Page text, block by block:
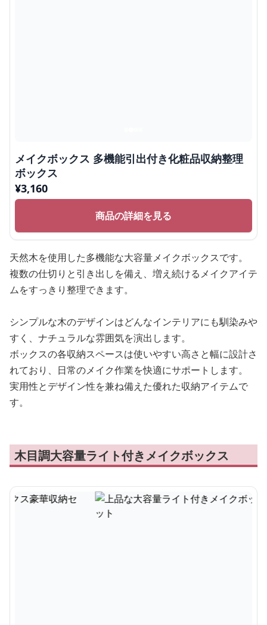
メイクボックス 多機能引出付き化粧品収納整理
ボックス
¥3,160
商品の詳細を見る
天然木を使用した多機能な大容量メイクボックスです。
複数の仕切りと引き出しを備え、増え続けるメイクアイテ
ムをすっきり整理できます。
シンプルな木のデザインはどんなインテリアにも馴染みや
すく、ナチュラルな雰囲気を演出します。
ボックスの各収納スペースは使いやすい高さと幅に設計さ
れており、日常のメイク作業を快適にサポートします。
実用性とデザイン性を兼ね備えた優れた収納アイテムで
す。
木目調大容量ライト付きメイクボックス